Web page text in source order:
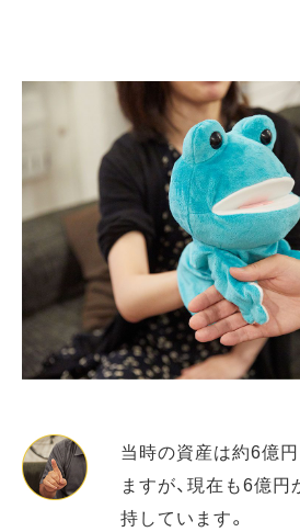
当時の資産は約6億
ますが、現在も6億
持しています。